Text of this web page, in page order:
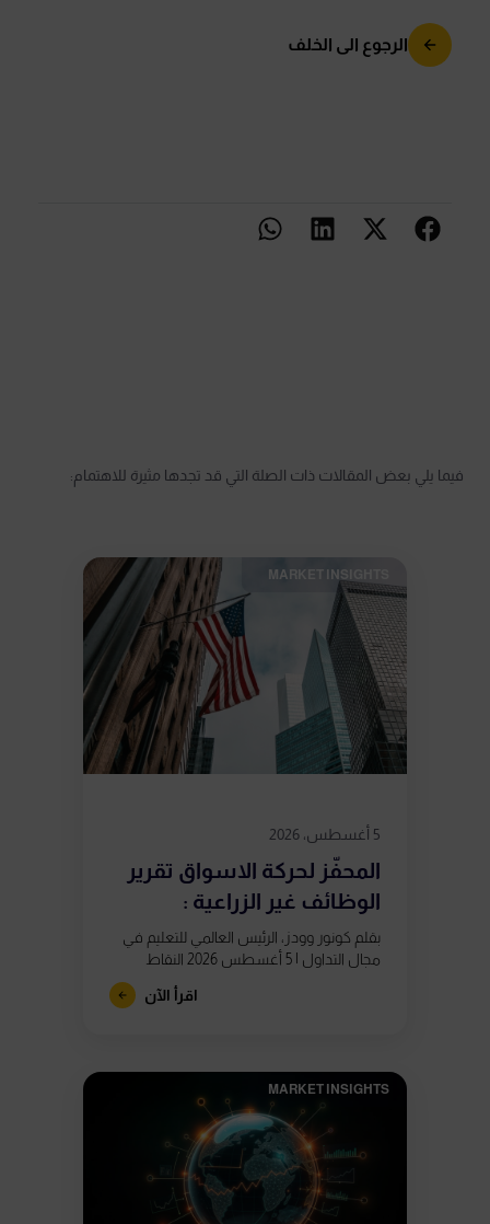
الرجوع الى الخلف
فيما يلي بعض المقالات ذات الصلة التي قد تجدها مثيرة للاهتمام:
MARKET INSIGHTS​
5 أغسطس، 2026
المحفّز لحركة الاسواق تقرير
الوظائف غير الزراعية :
بقلم كونور وودز، الرئيس العالمي للتعليم في
مجال التداول | 5 أغسطس 2026 النقاط
الرئيسية يُصدر تقرير الوظائف غير الزراعية يوم
اقرأ الآن
MARKET INSIGHTS​